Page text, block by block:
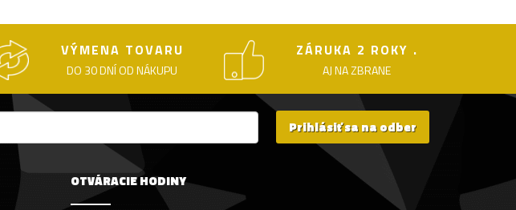
VÝMENA TOVARU
DO 30 DNÍ OD NÁKUPU
ZÁRUKA 2 ROKY .
AJ NA ZBRANE
Prihlásiť sa na odber
OTVÁRACIE HODINY